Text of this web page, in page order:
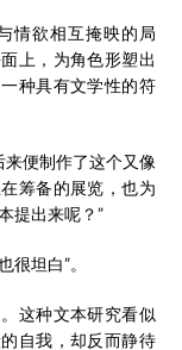
情欲相互掩映的局
上，为角色形塑出
种具有文学性的符
便制作了这个又像
筹备的展览，也为
提出来呢？”
坦白”。
这种文本研究看似
自我，却反而静待